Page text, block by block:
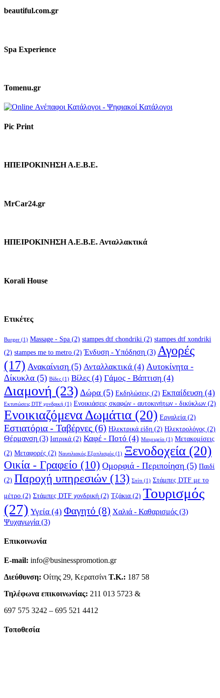
beautiful.com.gr
Spa Experience
Tomenu.gr
Pic Print
ΗΠΕΙΡΟΚΙΝΗΣΗ Α.Ε.Β.Ε.
MrCar24.gr
ΗΠΕΙΡΟΚΙΝΗΣΗ Α.Ε.Β.Ε. Ανταλλακτικά
Korali House
Ετικέτες
Burger (1) Massage - Spa (2) stampes dtf chondriki (2) stampes dtf xondriki
(2) stampes me to metro (2) Ένδυση - Υπόδηση (3) Αγορές
(17) Ανακαίνιση (5) Ανταλλακτικά (4) Αυτοκίνητα -
Δίκυκλα (5) Βίδες (1) Βίλες (4) Γάμος - Βάπτιση (4)
Διαμονή (23) Δώρα (5) Εκδηλώσεις (2) Εκπαίδευση (4)
Εκτυπώσεις DTF χονδρική (1) Ενοικιάσεις σκαφών - αυτοκινήτων - δικύκλων (2)
Ενοικιαζόμενα Δωμάτια (20) Εργαλεία (2)
Εστιατόρια - Ταβέρνες (6) Ηλεκτρικά είδη (2) Ηλεκτρολόγος (2)
Θέρμανση (3) Ιατρικά (2) Καφέ - Ποτό (4) Μαγειρείο (1) Μετακομίσεις
(2) Μεταφορές (2) Ναυτιλιακός Εξοπλισμός (1) Ξενοδοχεία (20)
Οικία - Γραφείο (10) Ομορφιά - Περιποίηση (5) Παιδί
(2) Παροχή υπηρεσιών (13) Σπίτι (1) Στάμπες DTF με το
μέτρο (2) Στάμπες DTF χονδρική (2) Τζάκια (2) Τουρισμός
(27) Υγεία (4) Φαγητό (8) Χαλιά - Καθαρισμός (3)
Ψυχαγωγία (3)
Επικοινωνία
E-mail: info@businesspromotion.gr
Διεύθυνση: Οίτης 29, Κερατσίνι Τ.Κ.: 187 58
Τηλέφωνα επικοινωνίας: 211 013 5723 &
697 575 3242 – 695 521 4412
Τοποθεσία